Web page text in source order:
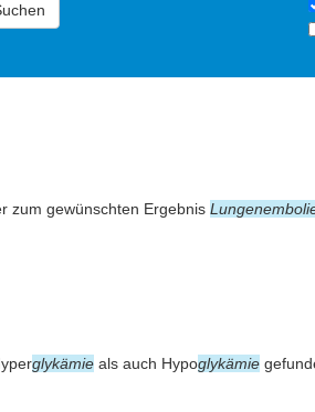
zum gewünschten Ergebnis
glykämie als auch Hypoglykämie